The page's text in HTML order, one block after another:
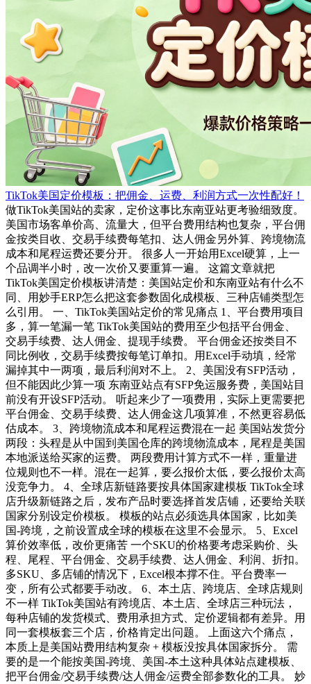
TikTok美国定价模板：把佣金、运费、利润方式一次性配好！
做TikTok美国站的卖家，定价这事比东南亚站更考验细致度。
美国市场客单价高、流量大，但平台费用结构也复杂，平台佣
金按类目收、交易手续费每笔扣、达人佣金另外算、跨境物流
成本和尾程运费还要分开。 很多人一开始用Excel硬算，上一
个品调半小时，改一次价又要重算一遍。 这篇文章就把
TikTok美国定价模板讲清楚：美国站定价和东南亚站有什么不
同、用妙手ERP怎么把这套参数固化成模板、三种店铺类型怎
么引用。 一、TikTok美国站定价的常见痛点 1、平台费用项目
多，算一笔漏一笔 TikTok美国站的费用至少包括平台佣金、
交易手续费、达人佣金、提现手续费。 平台佣金还按类目不
同比例收，交易手续费按每笔订单扣。用Excel手动填，经常
漏掉其中一两项，最后利润对不上。 2、美国没有SFP活动，
但不能因此少算一项 东南亚站点有SFP免运服务费，美国站目
前没有开设SFP活动。 听起来少了一项费用，实际上更需要把
平台佣金、交易手续费、达人佣金这几项算准，不然更容易低
估成本。 3、跨境物流成本和尾程运费混在一起 美国站发货分
两段：头程是从中国到美国仓库的跨境物流成本，尾程是美国
本地派送给买家的运费。 两段费用计算方式不一样，重量进
位规则也不一样。混在一起算，要么报价太低，要么报价太高
没竞争力。 4、全球店新链路要按具体国家建模板 TikTok全球
店升级新链路之后，发布产品时要选择首发店铺，还要给关联
国家分别设定价模板。 模板的站点必须选具体国家，比如美
国-跨境，之前设置成全球的模板在这里不会显示。 5、Excel
算价效率低，改价更痛苦 一个SKU的价格要考虑采购价、头
程、尾程、平台佣金、交易手续费、达人佣金、利润、折扣。
多SKU、多店铺的情况下，Excel根本撑不住。平台费率一
变，所有公式都要手动改。 6、本土店、跨境店、全球店规则
不一样 TikTok美国站有跨境店、本土店、全球店三种玩法，
每种店铺的发货模式、费用承担方式、定价逻辑都有差异。用
同一套模板套三个店，价格肯定出问题。 上面这六个痛点，
本质上是美国站费用结构复杂 + 模板没按具体国家拆分。 需
要的是一个能按美国-跨境、美国-本土这种具体站点建模板、
把平台佣金/交易手续费/达人佣金/运费全部参数化的工具。 妙